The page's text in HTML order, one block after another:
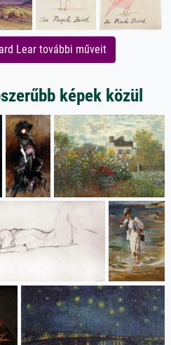
Lear további műveit
képek közül